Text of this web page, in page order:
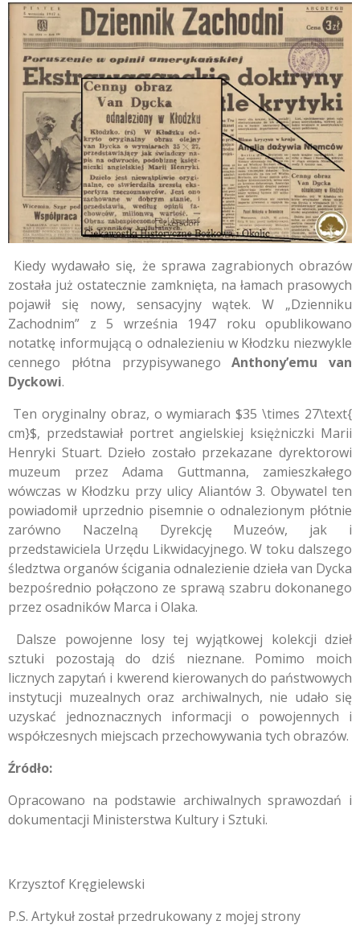
Kiedy wydawało się, że sprawa zagrabionych obrazów
została już ostatecznie zamknięta, na łamach prasowych
pojawił się nowy, sensacyjny wątek. W „Dzienniku
Zachodnim” z 5 września 1947 roku opublikowano
notatkę informującą o odnalezieniu w Kłodzku niezwykle
cennego płótna przypisywanegoAnthony’emu van
Dyckowi.
Ten oryginalny obraz, o wymiarach$35 \times 27\text{
cm}$, przedstawiał portret angielskiej księżniczki Marii
Henryki Stuart. Dzieło zostało przekazane dyrektorowi
muzeum przez Adama Guttmanna, zamieszkałego
wówczas w Kłodzku przy ulicy Aliantów 3. Obywatel ten
powiadomił uprzednio pisemnie o odnalezionym płótnie
zarówno Naczelną Dyrekcję Muzeów, jak i
przedstawiciela Urzędu Likwidacyjnego. W toku dalszego
śledztwa organów ścigania odnalezienie dzieła van Dycka
bezpośrednio połączono ze sprawą szabru dokonanego
przez osadników Marca i Olaka.
Dalsze powojenne losy tej wyjątkowej kolekcji dzieł
sztuki pozostają do dziś nieznane. Pomimo moich
licznych zapytań i kwerend kierowanych do państwowych
instytucji muzealnych oraz archiwalnych, nie udało się
uzyskać jednoznacznych informacji o powojennych i
współczesnych miejscach przechowywania tych obrazów.
Źródło:
Opracowano na podstawie archiwalnych sprawozdań i
dokumentacji Ministerstwa Kultury i Sztuki.
Krzysztof Kręgielewski
P.S. Artykuł został przedrukowany z mojej strony